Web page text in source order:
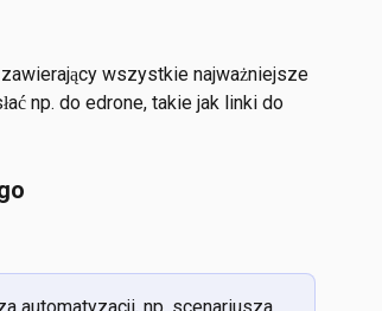
wszystkie najważniejsze
np. do edrone, takie jak linki do